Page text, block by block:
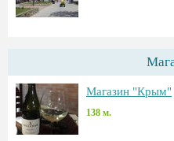
Магазин "Крым"
138 м.